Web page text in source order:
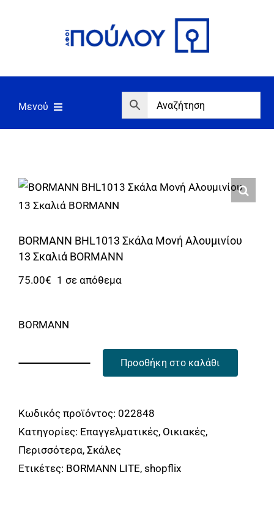
Μενού
Σπίτι/Κήπος/Αγροτικά
Γεννήτριες/Συγκόλληση
Αναλώσιμα
Περισσότερα
BORMANN BHL1013 Σκάλα Μονή Αλουμινίου
13 Σκαλιά BORMANN
75.00€ 1 σε απόθεμα
BORMANN
Σκάλα
Μονή
Αλουμινίου
Προσθήκη στο καλάθι
Κωδικός προϊόντος: 022848
Κατηγορίες: Επαγγελματικές, Οικιακές,
Περισσότερα, Σκάλες
Ετικέτες: BORMANN LITE, shopflix